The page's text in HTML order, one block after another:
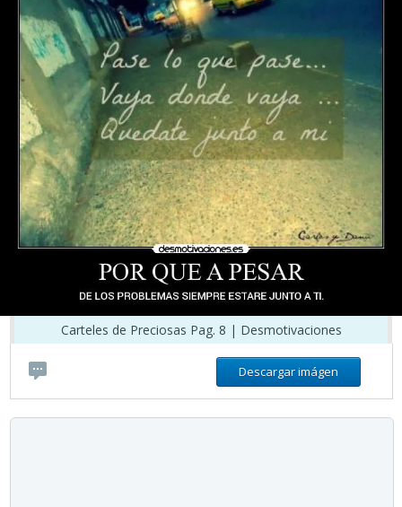
Carteles de Preciosas Pag. 8 | Desmotivaciones
Descargar imágen